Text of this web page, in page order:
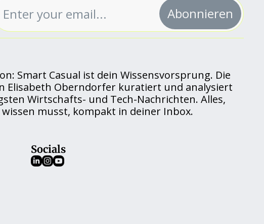
Abonnieren
Smart Casual ist dein Wissensvorsprung. Die
Elisabeth Oberndorfer kuratiert und analysiert
Wirtschafts- und Tech-Nachrichten. Alles,
musst, kompakt in deiner Inbox.
Socials